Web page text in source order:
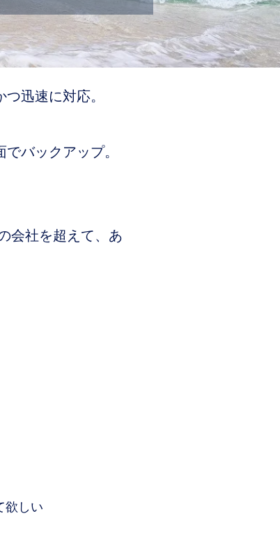
迅速に対応。
バックアップ。
会社を超えて、あ
欲しい